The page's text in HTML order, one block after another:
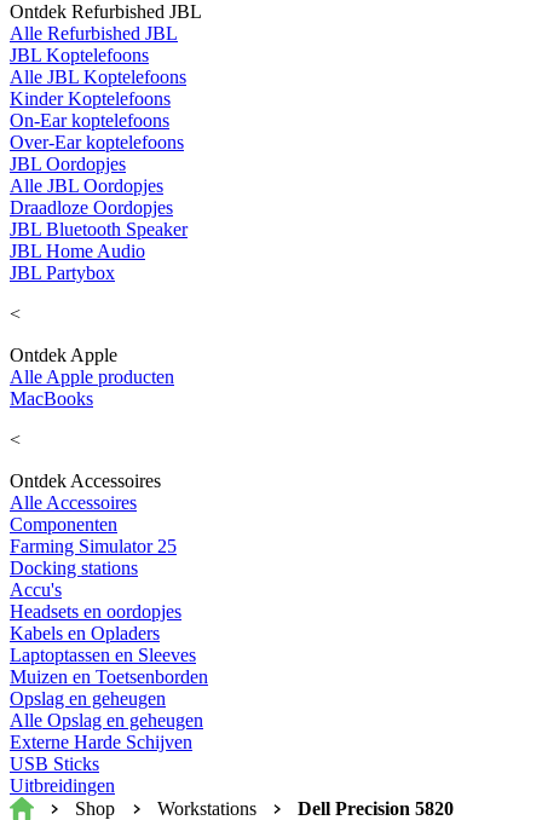
Ontdek Refurbished JBL
Alle Refurbished JBL
JBL Koptelefoons
Alle JBL Koptelefoons
Kinder Koptelefoons
On-Ear koptelefoons
Over-Ear koptelefoons
JBL Oordopjes
Alle JBL Oordopjes
Draadloze Oordopjes
JBL Bluetooth Speaker
JBL Home Audio
JBL Partybox
<
Ontdek Apple
Alle Apple producten
MacBooks
<
Ontdek Accessoires
Alle Accessoires
Componenten
Farming Simulator 25
Docking stations
Accu's
Headsets en oordopjes
Kabels en Opladers
Laptoptassen en Sleeves
Muizen en Toetsenborden
Opslag en geheugen
Alle Opslag en geheugen
Externe Harde Schijven
USB Sticks
Uitbreidingen
Home
Shop Workstations Dell Precision 5820